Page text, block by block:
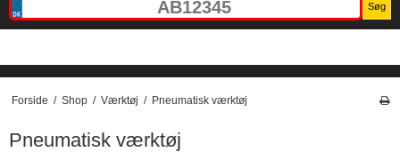
Søg
Forside / Shop / Værktøj / Pneumatisk værktøj
Pneumatisk værktøj